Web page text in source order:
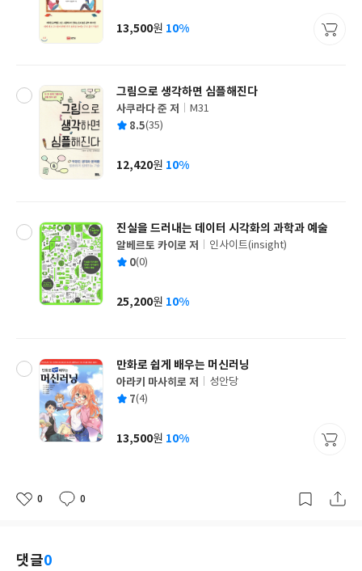
사
가
13,500원 10%
그림으로 생각하면 심플해진다
글
쓴
사쿠라다 준 저
출
사
M31
평 8.5(35)
가
12,420원 10%
진실을 드러내는 데이터 시각화의 과학과 예술
글
쓴
알베르토 카이로 저
출
사
인사이트(insight)
평 0(0)
가
25,200원 10%
만화로 쉽게 배우는 머신러닝
글
쓴
아라키 마사히로 저
출
사
성안당
평 7(4)
가
13,500원 10%
좋
0
댓
0
작
댓글0